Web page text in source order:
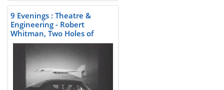
9 Evenings : Theatre &
Engineering - Robert
Whitman, Two Holes of
Water-3